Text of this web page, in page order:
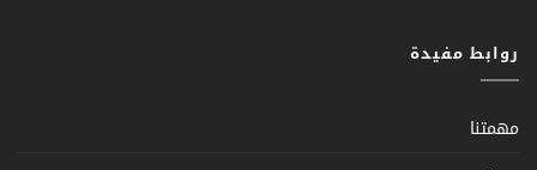
روابط مفيدة
مهمتنا